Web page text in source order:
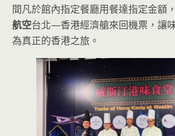
間凡於館內指定餐廳用餐達指定金額
航空台北—香港經濟艙來回機票，讓
為真正的香港之旅。